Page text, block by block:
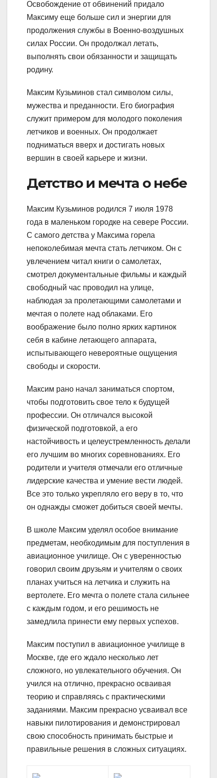
Освобождение от обвинений придало
Максиму еще больше сил и энергии для
продолжения службы в Военно-воздушных
силах России. Он продолжал летать,
выполнять свои обязанности и защищать
родину.
Максим Кузьминов стал символом силы,
мужества и преданности. Его биография
служит примером для молодого поколения
летчиков и военных. Он продолжает
подниматься вверх и достигать новых
вершин в своей карьере и жизни.
Детство и мечта о небе
Максим Кузьминов родился 7 июля 1978
года в маленьком городке на севере России.
С самого детства у Максима горела
непоколебимая мечта стать летчиком. Он с
увлечением читал книги о самолетах,
смотрел документальные фильмы и каждый
свободный час проводил на улице,
наблюдая за пролетающими самолетами и
мечтая о полете над облаками. Его
воображение было полно ярких картинок
себя в кабине летающего аппарата,
испытывающего невероятные ощущения
свободы и скорости.
Максим рано начал заниматься спортом,
чтобы подготовить свое тело к будущей
профессии. Он отличался высокой
физической подготовкой, а его
настойчивость и целеустремленность делали
его лучшим во многих соревнованиях. Его
родители и учителя отмечали его отличные
лидерские качества и умение вести людей.
Все это только укрепляло его веру в то, что
он однажды сможет добиться своей мечты.
В школе Максим уделял особое внимание
предметам, необходимым для поступления в
авиационное училище. Он с уверенностью
говорил своим друзьям и учителям о своих
планах учиться на летчика и служить на
вертолете. Его мечта о полете стала сильнее
с каждым годом, и его решимость не
замедлила принести ему первых успехов.
Максим поступил в авиационное училище в
Москве, где его ждало несколько лет
сложного, но увлекательного обучения. Он
учился на отлично, прекрасно осваивая
теорию и справляясь с практическими
заданиями. Максим прекрасно усваивал все
навыки пилотирования и демонстрировал
свою способность принимать быстрые и
правильные решения в сложных ситуациях.